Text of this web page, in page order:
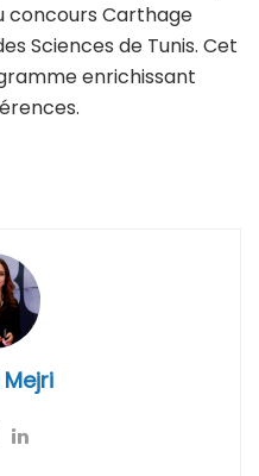
concours Carthage
Sciences de Tunis. Cet
enrichissant